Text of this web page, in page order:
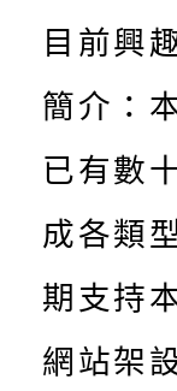
賽
比
轉
動
轉
城
畫
轉
劇
表
轉
敬
【
學
【
目前興
簡介：
已有數
成各類
期支持
網站架